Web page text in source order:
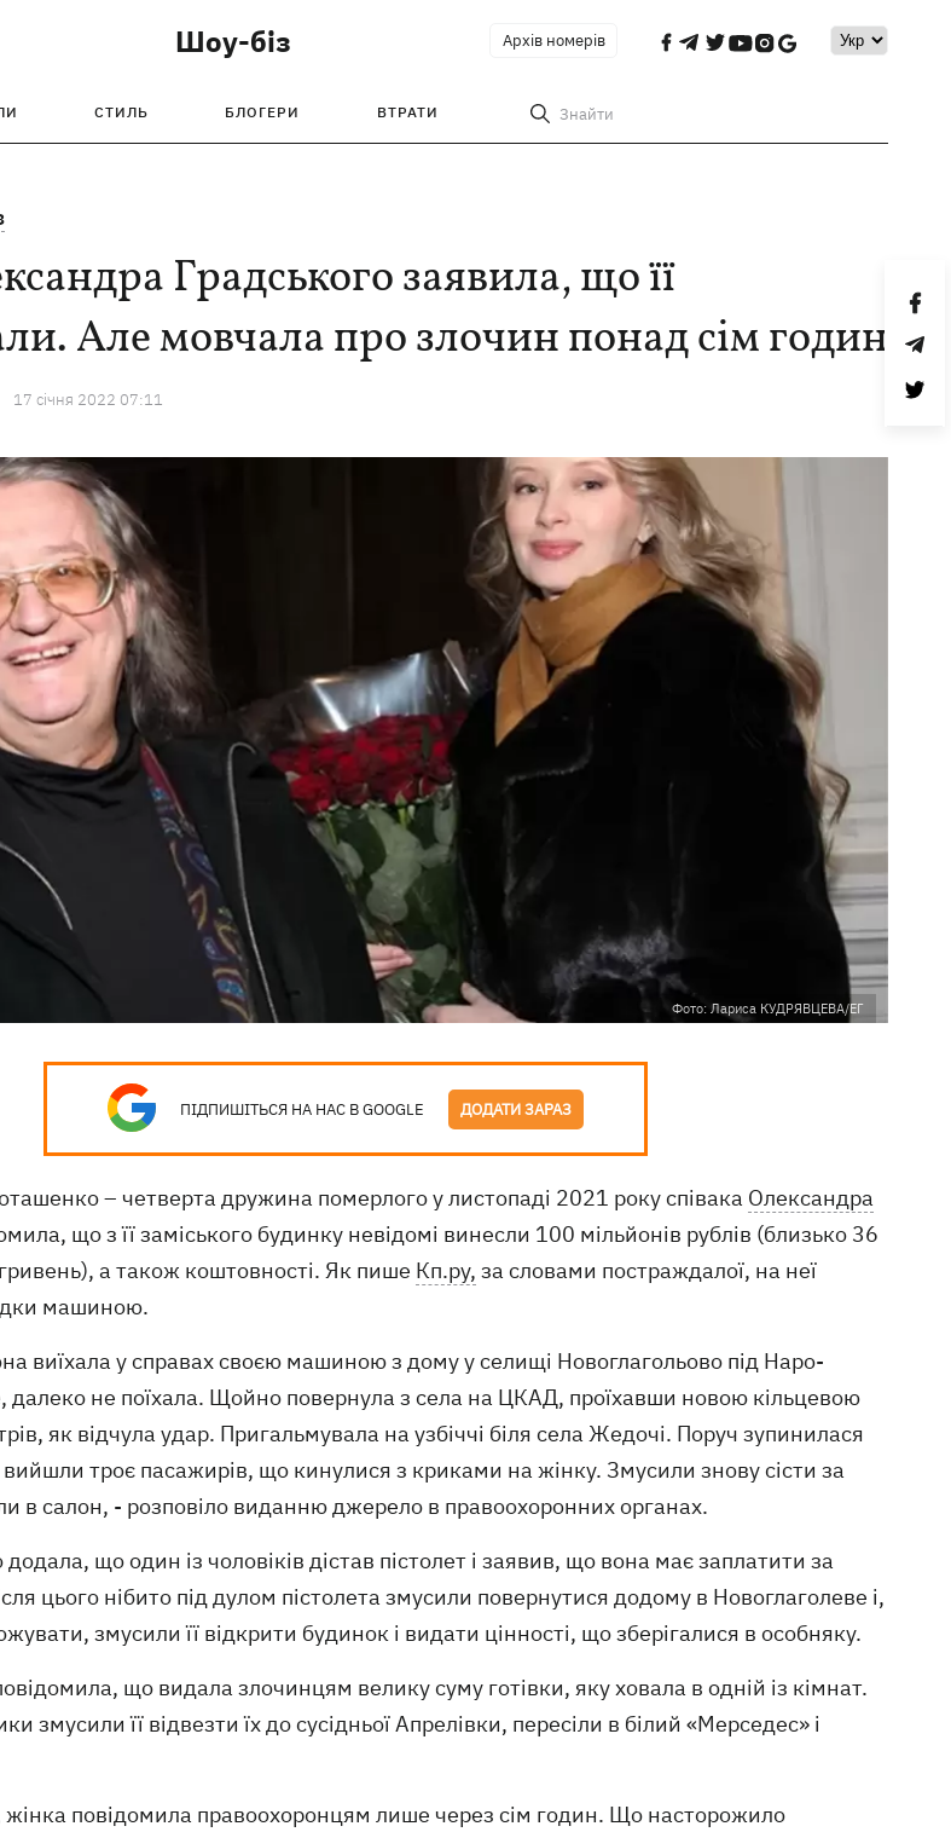
Шоу-біз Архів номерів
СТИЛЬ БЛОГЕРИ ВТРАТИ Знайти
Градського заявила, що її
Але мовчала про злочин понад сім годин
17 сiчня 2022 07:11
Фото: Лариса КУДРЯВЦЕВА/ЕГ
ПІДПИШІТЬСЯ НА НАС В GOOGLE ДОДАТИ ЗАРАЗ
– четверта дружина померлого у листопаді 2021 року співака Олександра
що з її заміського будинку невідомі винесли 100 мільйонів рублів (близько 36
а також коштовності. Як пише Кп.ру, за словами постраждалої, на неї
машиною.
виїхала у справах своєю машиною з дому у селищі Новоглагольово під Наро-
далеко не поїхала. Щойно повернула з села на ЦКАД, проїхавши новою кільцевою
як відчула удар. Пригальмувала на узбіччі біля села Жедочі. Поруч зупинилася
троє пасажирів, що кинулися з криками на жінку. Змусили знову сісти за
в салон, - розповіло виданню джерело в правоохоронних органах.
що один із чоловіків дістав пістолет і заявив, що вона має заплатити за
цього нібито під дулом пістолета змусили повернутися додому в Новоглаголеве і,
змусили її відкрити будинок і видати цінності, що зберігалися в особняку.
що видала злочинцям велику суму готівки, яку ховала в одній із кімнат.
змусили її відвезти їх до сусідньої Апрелівки, пересіли в білий «Мерседес» і
жінка повідомила правоохоронцям лише через сім годин. Що насторожило